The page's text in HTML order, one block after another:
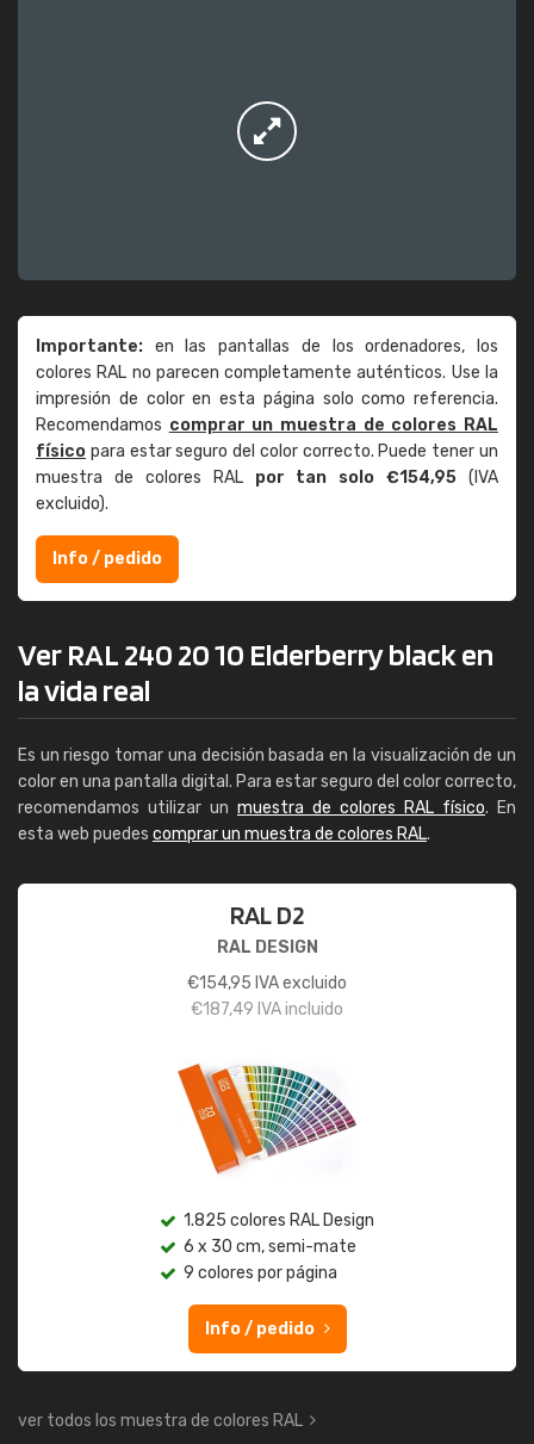
Importante: en las pantallas de los ordenadores, los
colores RAL no parecen completamente auténticos. Use la
impresión de color en esta página solo como referencia.
Recomendamos comprar un muestra de colores RAL
físico para estar seguro del color correcto. Puede tener un
muestra de colores RAL por tan solo €154,95 (IVA
excluido).
Info / pedido
Ver RAL 240 20 10 Elderberry black en
la vida real
Es un riesgo tomar una decisión basada en la visualización de un
color en una pantalla digital. Para estar seguro del color correcto,
recomendamos utilizar un muestra de colores RAL físico. En
esta web puedes comprar un muestra de colores RAL.
RAL D2
RAL DESIGN
€154,95 IVA excluido
€187,49 IVA incluido
1.825 colores RAL Design
6 x 30 cm, semi-mate
9 colores por página
Info / pedido
ver todos los muestra de colores RAL